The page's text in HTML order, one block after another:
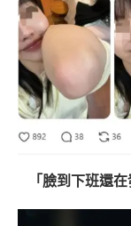
「臉到下班還